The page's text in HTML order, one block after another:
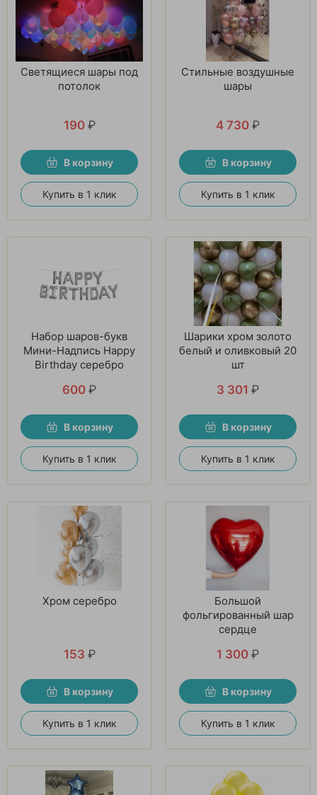
Светящиеся шары под
потолок
190 ₽
В корзину
Купить в 1 клик
Стильные воздушные
шары
4 730 ₽
В корзину
Купить в 1 клик
Набор шаров-букв
Мини-Надпись Happy
Birthday серебро
600 ₽
В корзину
Купить в 1 клик
Шарики хром золото
белый и оливковый 20
шт
3 301 ₽
В корзину
Купить в 1 клик
Хром серебро
153 ₽
В корзину
Купить в 1 клик
Большой
фольгированный шар
сердце
1 300 ₽
В корзину
Купить в 1 клик